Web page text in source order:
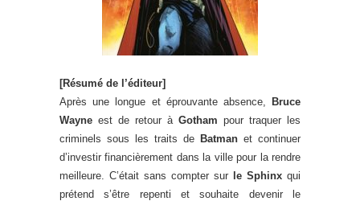
[Résumé de l’éditeur]
Après une longue et éprouvante absence,
Bruce
Wayne est de retour à Gotham pour traquer les
criminels sous les traits de Batman et continuer
d’investir financièrement dans la ville pour la rendre
meilleure. C’était sans compter sur
le Sphinx qui
prétend s’être repenti et souhaite devenir le